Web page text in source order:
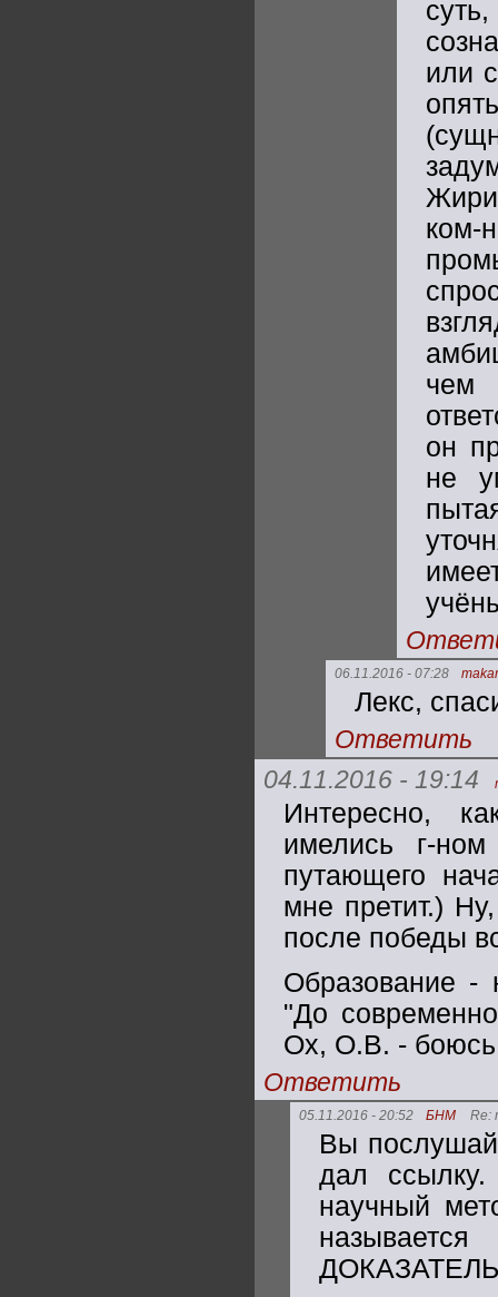
или
ком-
он
не
06.11.2016 - 07:28
Лекс,
Ответить
04.11.2016 - 19:14
Интересно,
имелись г-
путающего
мне претит.)
после победы
Образование -
"До
Ох, О.В. - боюсь
Ответить
05.11.2016 - 20:52 БНМ Re:
Вы
дал
научный